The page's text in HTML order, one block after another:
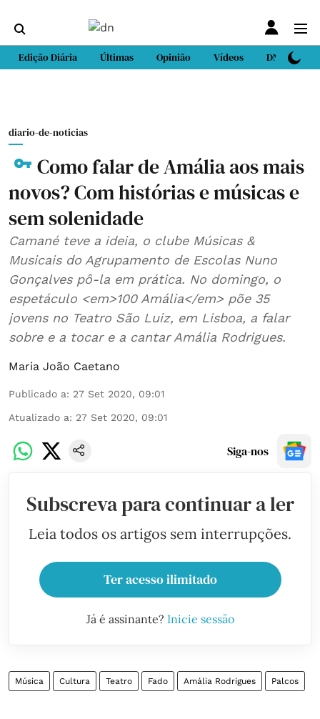
Edição Diária Últimas Opinião Vídeos DN Sport
diario-de-noticias
Como falar de Amália aos mais
novos? Com histórias e músicas e
sem solenidade
Camané teve a ideia, o clube Músicas &
Musicais do Agrupamento de Escolas Nuno
Gonçalves pô-la em prática. No domingo, o
espetáculo <em>100 Amália</em> põe 35
jovens no Teatro São Luiz, em Lisboa, a falar
sobre e a tocar e a cantar Amália Rodrigues.
Maria João Caetano
Publicado a: 27 Set 2020, 09:01
Atualizado a: 27 Set 2020, 09:01
Siga-nos
Subscreva para continuar a ler
Leia todos os artigos sem interrupções.
Ter acesso ilimitado
Já é assinante? Inicie sessão
Música Cultura Teatro Fado Amália Rodrigues Palcos